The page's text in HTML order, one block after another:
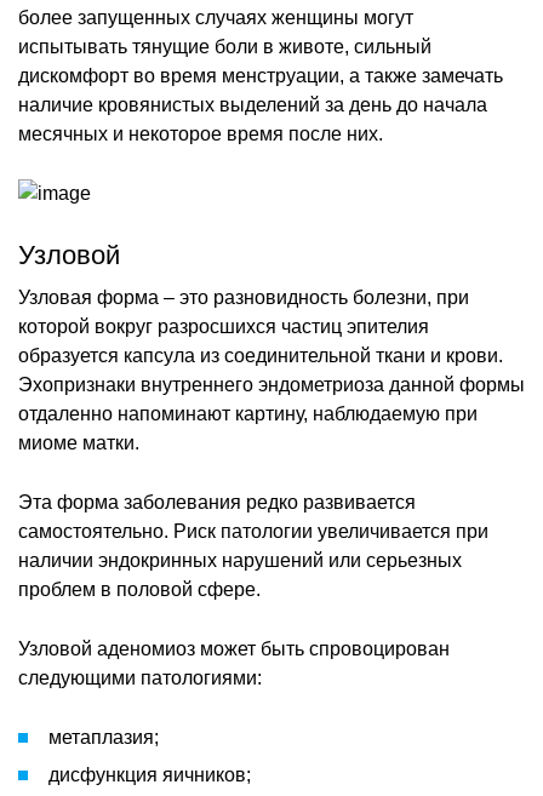
более запущенных случаях женщины могут
испытывать тянущие боли в животе, сильный
дискомфорт во время менструации, а также замечать
наличие кровянистых выделений за день до начала
месячных и некоторое время после них.
Узловой
Узловая форма – это разновидность болезни, при
которой вокруг разросшихся частиц эпителия
образуется капсула из соединительной ткани и крови.
Эхопризнаки внутреннего эндометриоза данной формы
отдаленно напоминают картину, наблюдаемую при
миоме матки.
Эта форма заболевания редко развивается
самостоятельно. Риск патологии увеличивается при
наличии эндокринных нарушений или серьезных
проблем в половой сфере.
Узловой аденомиоз может быть спровоцирован
следующими патологиями:
метаплазия;
дисфункция яичников;